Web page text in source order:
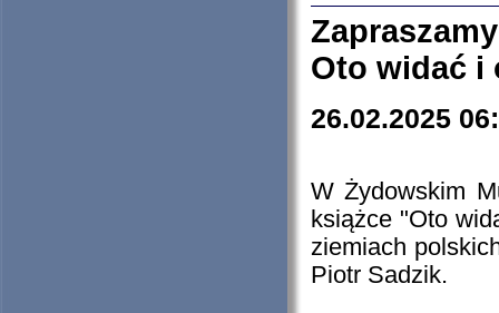
Oto widać i
26.02.2025
W Żydowskim
książce "Oto
ziemiach
Piotr Sadzik.